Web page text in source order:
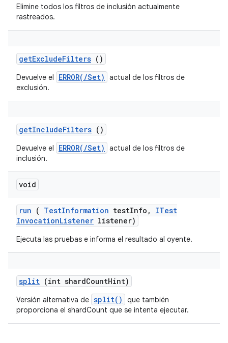
Elimine todos los filtros de inclusión actualmente
rastreados.
getExcludeFilters ()
Devuelve el ERROR(/Set)
actual de los filtros de
exclusión.
getIncludeFilters ()
Devuelve el ERROR(/Set)
actual de los filtros de
inclusión.
void
run ( TestInformation testInfo ,
ITest
InvocationListener listener)
Ejecuta las pruebas e informa el resultado al oyente.
split (int shardCountHint)
Versión alternativa de split()
que también
proporciona el shardCount que se intenta ejecutar.